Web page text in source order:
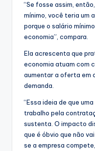
“Se fosse assim,
mínimo, você teria um
porque o salário
economia”, compara.
Ela acrescenta que
economia atuam com
aumentar a oferta em
demanda.
“Essa ideia de que
trabalho pela
sustenta. O impacto
que é óbvio que não
se a empresa